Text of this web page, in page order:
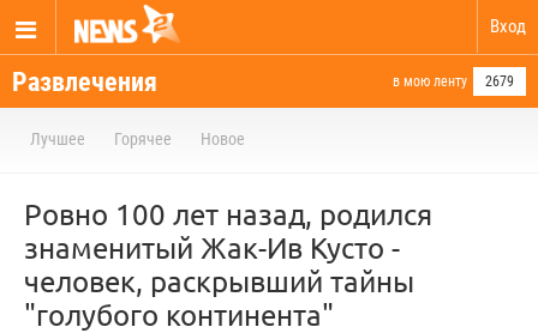
Вход
Развлечения в мою ленту 2679
Лучшее Горячее Новое
Ровно 100 лет назад, родился
знаменитый Жак-Ив Кусто -
человек, раскрывший тайны
"голубого континента"